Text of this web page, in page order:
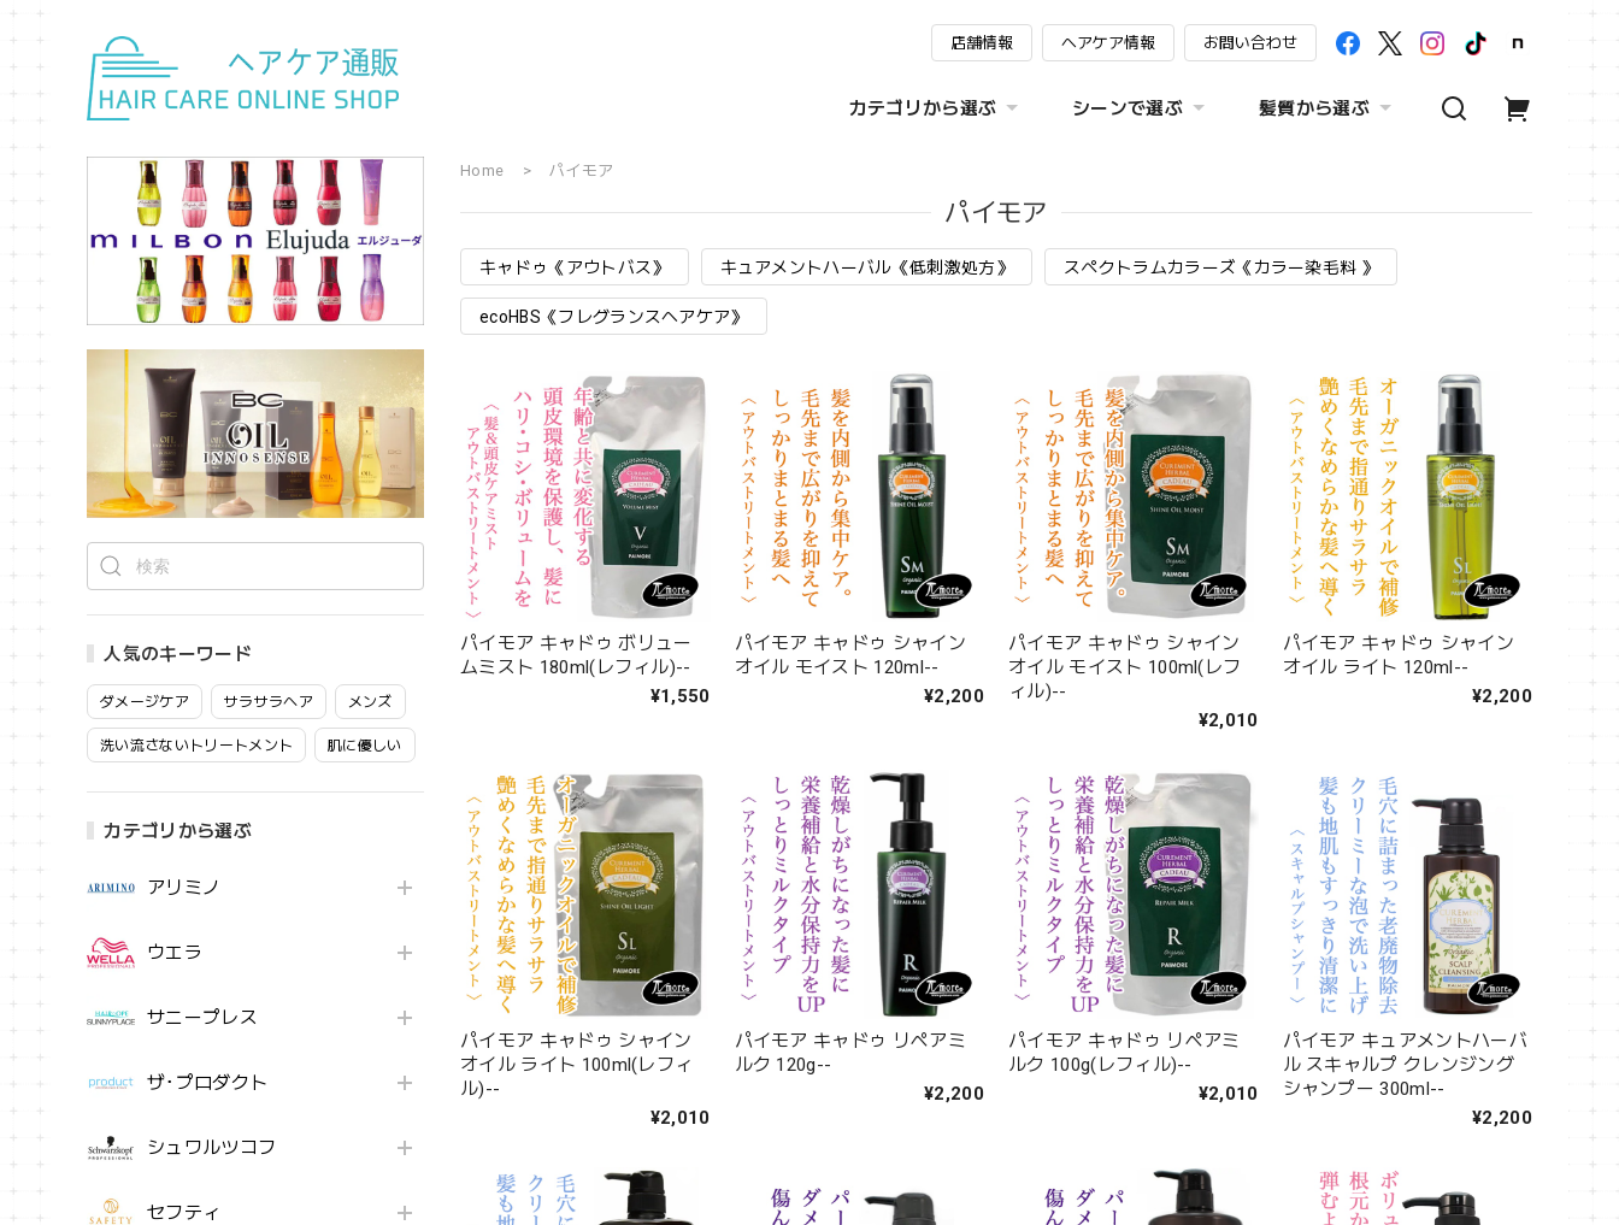
店舗情報 ヘアケア情報 お問い合わせ
カテゴリから選ぶ シーンで選ぶ 髪質から選ぶ
人気のキーワード
ダメージケア サラサラヘア メンズ
洗い流さないトリートメント 肌に優しい
カテゴリから選ぶ
アリミノ
ウエラ
サニープレス
ザ･プロダクト
シュワルツコフ
セフティ
Home パイモア
パイモア
キャドゥ《アウトバス》 キュアメントハーバル《低刺激処方》 スペクトラムカラーズ《カラー染毛料 》
ecoHBS《フレグランスヘアケア》
パイモア キャドゥ ボリュー
ムミスト 180ml(レフィル)--
¥1,550
パイモア キャドゥ シャイン
オイル モイスト 120ml--
¥2,200
パイモア キャドゥ シャイン
オイル モイスト 100ml(レフ
ィル)--
¥2,010
パイモア キャドゥ シャイン
オイル ライト 120ml--
¥2,200
パイモア キャドゥ シャイン
オイル ライト 100ml(レフィ
ル)--
¥2,010
パイモア キャドゥ リペアミ
ルク 120g--
¥2,200
パイモア キャドゥ リペアミ
ルク 100g(レフィル)--
¥2,010
パイモア キュアメントハーバ
ル スキャルプ クレンジング
シャンプー 300ml--
¥2,200